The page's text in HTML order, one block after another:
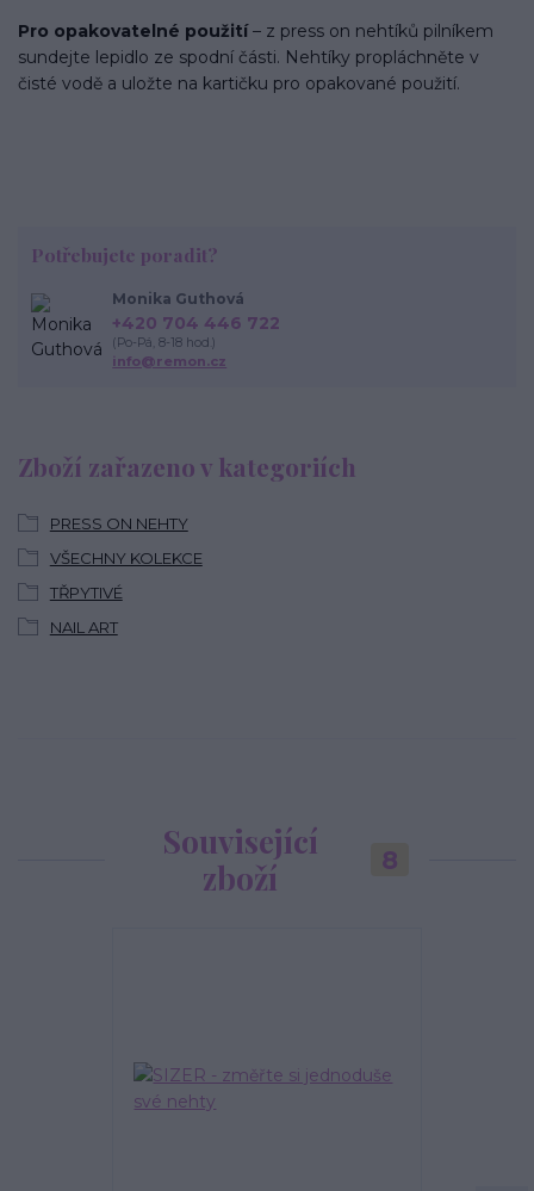
Pro opakovatelné použití– z press on nehtíků pilníkem
sundejte lepidlo ze spodní části. Nehtíky propláchněte v
čisté vodě a uložte na kartičku pro opakované použití.
Zboží zařazeno v kategoriích
PRESS ON NEHTY
VŠECHNY KOLEKCE
TŘPYTIVÉ
NAIL ART
Potřebujete poradit?
Monika Guthová
+420 704 446 722
(Po-Pá, 8-18 hod.)
info@remon.cz
Související
zboží
8